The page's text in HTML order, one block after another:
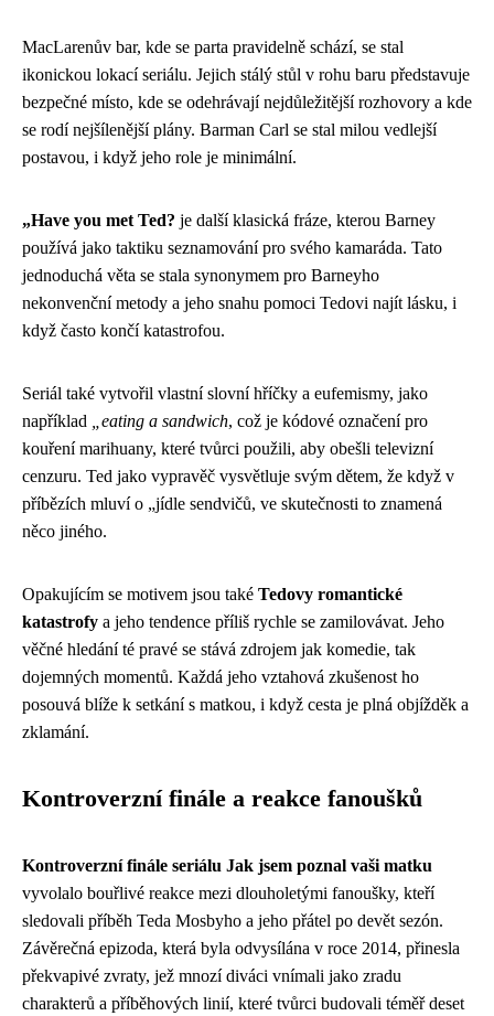
MacLarenův bar, kde se parta pravidelně schází, se stal
ikonickou lokací seriálu. Jejich stálý stůl v rohu baru představuje
bezpečné místo, kde se odehrávají nejdůležitější rozhovory a kde
se rodí nejšílenější plány. Barman Carl se stal milou vedlejší
postavou, i když jeho role je minimální.
„Have you met Ted? je další klasická fráze, kterou Barney
používá jako taktiku seznamování pro svého kamaráda. Tato
jednoduchá věta se stala synonymem pro Barneyho
nekonvenční metody a jeho snahu pomoci Tedovi najít lásku, i
když často končí katastrofou.
Seriál také vytvořil vlastní slovní hříčky a eufemismy, jako
například „eating a sandwich, což je kódové označení pro
kouření marihuany, které tvůrci použili, aby obešli televizní
cenzuru. Ted jako vypravěč vysvětluje svým dětem, že když v
příbězích mluví o „jídle sendvičů, ve skutečnosti to znamená
něco jiného.
Opakujícím se motivem jsou také Tedovy romantické
katastrofy a jeho tendence příliš rychle se zamilovávat. Jeho
věčné hledání té pravé se stává zdrojem jak komedie, tak
dojemných momentů. Každá jeho vztahová zkušenost ho
posouvá blíže k setkání s matkou, i když cesta je plná objížděk a
zklamání.
Kontroverzní finále a reakce fanoušků
Kontroverzní finále seriálu Jak jsem poznal vaši matku
vyvolalo bouřlivé reakce mezi dlouholetými fanoušky, kteří
sledovali příběh Teda Mosbyho a jeho přátel po devět sezón.
Závěrečná epizoda, která byla odvysílána v roce 2014, přinesla
překvapivé zvraty, jež mnozí diváci vnímali jako zradu
charakterů a příběhových linií, které tvůrci budovali téměř deset